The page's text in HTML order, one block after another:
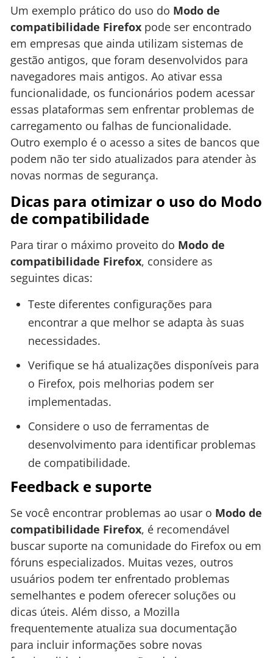
Um exemplo prático do uso do Modo de
compatibilidade Firefox pode ser encontrado
em empresas que ainda utilizam sistemas de
gestão antigos, que foram desenvolvidos para
navegadores mais antigos. Ao ativar essa
funcionalidade, os funcionários podem acessar
essas plataformas sem enfrentar problemas de
carregamento ou falhas de funcionalidade.
Outro exemplo é o acesso a sites de bancos que
podem não ter sido atualizados para atender às
novas normas de segurança.
Dicas para otimizar o uso do Modo
de compatibilidade
Para tirar o máximo proveito do Modo de
compatibilidade Firefox, considere as
seguintes dicas:
Teste diferentes configurações para
encontrar a que melhor se adapta às suas
necessidades.
Verifique se há atualizações disponíveis para
o Firefox, pois melhorias podem ser
implementadas.
Considere o uso de ferramentas de
desenvolvimento para identificar problemas
de compatibilidade.
Feedback e suporte
Se você encontrar problemas ao usar o Modo de
compatibilidade Firefox, é recomendável
buscar suporte na comunidade do Firefox ou em
fóruns especializados. Muitas vezes, outros
usuários podem ter enfrentado problemas
semelhantes e podem oferecer soluções ou
dicas úteis. Além disso, a Mozilla
frequentemente atualiza sua documentação
para incluir informações sobre novas